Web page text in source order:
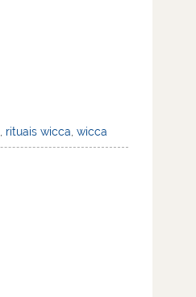
rituais wicca ,wicca